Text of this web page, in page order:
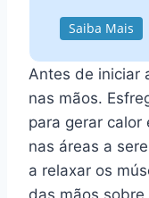
Saiba Mais
Antes de iniciar
nas mãos.
para gerar calor
nas áreas a
a relaxar os
das mãos sobre